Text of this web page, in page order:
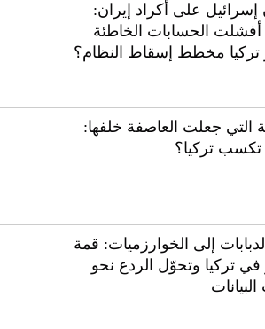
إسرائيل على أكراد إيران:
الحسابات الخاطئة
تركيا مخطط إسقاط النظام؟
التي جعلت العاصفة خلفها:
تركيا؟
إلى الخوارزميات: قمة
في تركيا وتحوّل الردع نحو